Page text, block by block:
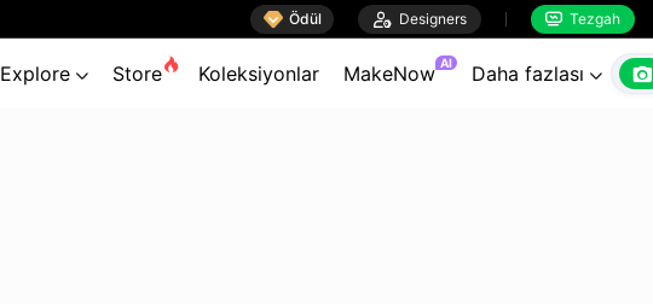
 Ödül  Designers  Tezgah
Explore  Store Koleksiyonlar MakeNow AI Daha fazlası  